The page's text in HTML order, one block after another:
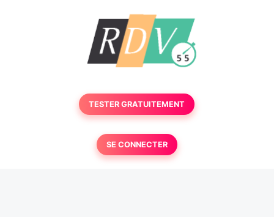
TESTER GRATUITEMENT
SE CONNECTER